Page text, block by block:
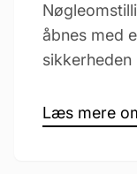
åbnes med
Læs mere